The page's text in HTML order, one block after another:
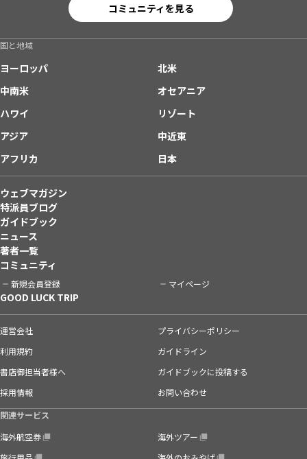
コミュニティを見る
国と地域
ヨーロッパ
北米
中南米
オセアニア
ハワイ
リゾート
アジア
中近東
アフリカ
日本
ウェブマガジン
特派員ブログ
ガイドブック
ニュース
著者一覧
コミュニティ
新規会員登録 マイページ
GOOD LUCK TRIP
運営会社
プライバシーポリシー
利用規約
ガイドライン
書店御担当者様へ
ガイドブックに投稿する
採用情報
お問い合わせ
関連サービス
海外航空券
海外ツアー